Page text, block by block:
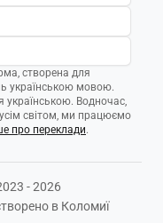
створена для
українською мовою.
українською. Водночас,
світом, ми працюємо
про переклади.
- 2026
в Коломиї